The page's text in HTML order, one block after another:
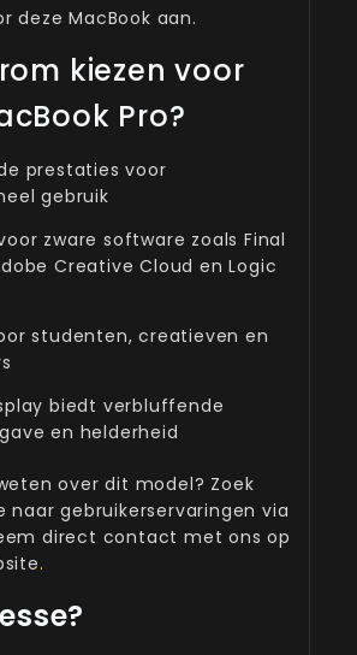
deze MacBook aan.
kiezen voor
Pro?
prestaties voor
gebruik
zware software zoals Final
Creative Cloud en Logic
studenten, creatieven en
biedt verbluffende
en helderheid
over dit model? Zoek
naar gebruikerservaringen via
direct contact met ons op
.